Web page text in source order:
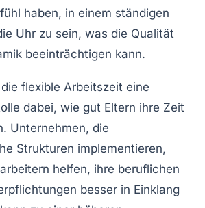
haben, in einem ständigen
Uhr zu sein, was die Qualität
beeinträchtigen kann.
flexible Arbeitszeit eine
dabei, wie gut Eltern ihre Zeit
Unternehmen, die
Strukturen implementieren,
helfen, ihre beruflichen
besser in Einklang